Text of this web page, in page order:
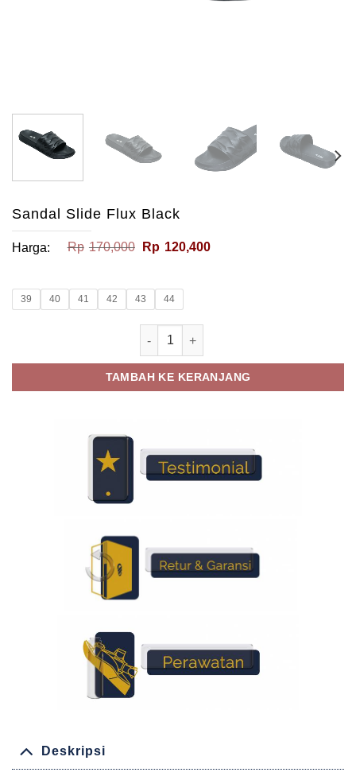
Sandal Slide Flux Black
Harga: Rp 170,000 Harga
Rp 120,400Harga
39 40 41 42 43 44
Kuantitas Sandal Slide Flux Black
TAMBAH KE KERANJANG
Deskripsi